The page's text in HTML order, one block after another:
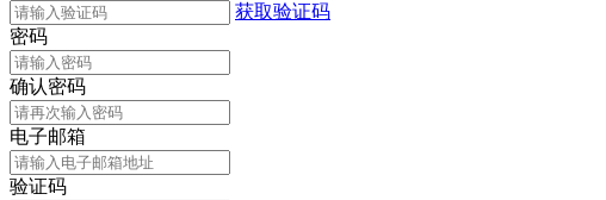
获取验证码
密码
确认密码
电子邮箱
验证码